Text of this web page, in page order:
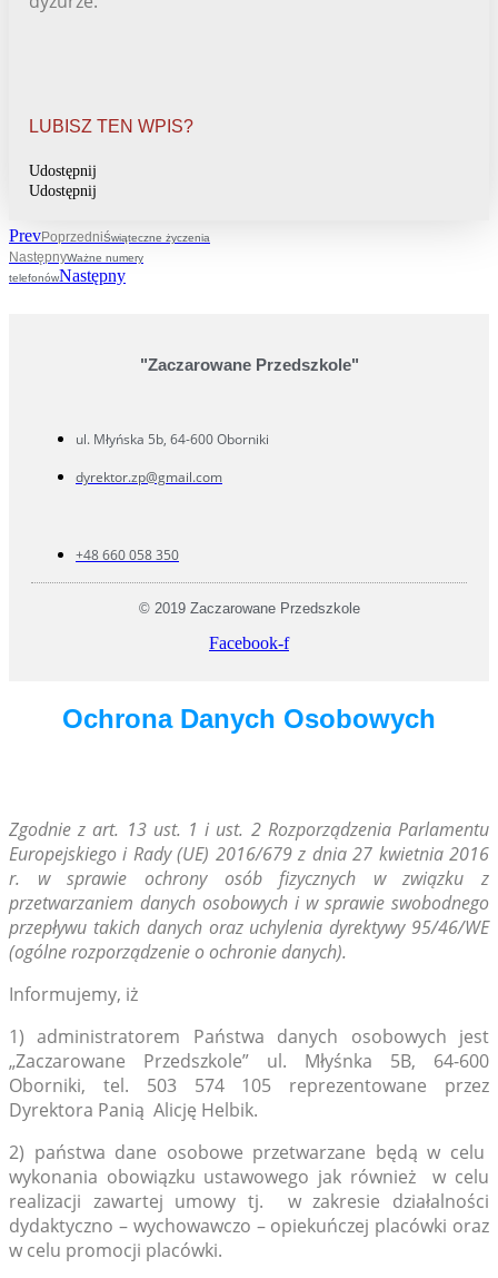
LUBISZ TEN WPIS?
Udostępnij
Udostępnij
PrevPoprzedniŚwiąteczne życzenia
NastępnyWażne numery
telefonówNastępny
"Zaczarowane Przedszkole"
ul. Młyńska 5b, 64-600 Oborniki
dyrektor.zp@gmail.com
+48 660 058 350
© 2019 Zaczarowane Przedszkole
Facebook-f
Ochrona Danych Osobowych
Zgodnie z art. 13 ust. 1 i ust. 2 Rozporządzenia Parlamentu
Europejskiego i Rady (UE) 2016/679 z dnia 27 kwietnia 2016
r. w sprawie ochrony osób fizycznych w związku z
przetwarzaniem danych osobowych i w sprawie swobodnego
przepływu takich danych oraz uchylenia dyrektywy 95/46/WE
(ogólne rozporządzenie o ochronie danych).
Informujemy, iż
1) administratorem Państwa danych osobowych jest
„Zaczarowane Przedszkole” ul. Młyśnka 5B, 64-600
Oborniki, tel. 503 574 105 reprezentowane przez
Dyrektora Panią Alicję Helbik.
2) państwa dane osobowe przetwarzane będą w celu
wykonania obowiązku ustawowego jak również w celu
realizacji zawartej umowy tj. w zakresie działalności
dydaktyczno – wychowawczo – opiekuńczej placówki oraz
w celu promocji placówki.